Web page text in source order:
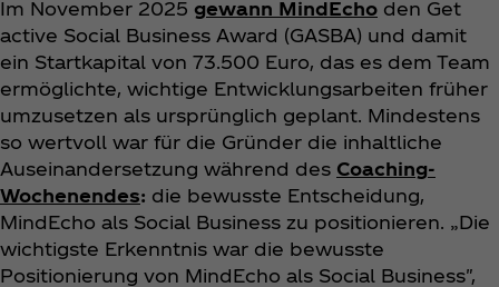
Im November 2025 gewann MindEcho den Get
active Social Business Award (GASBA) und damit
ein Startkapital von 73.500 Euro, das es dem Team
ermöglichte, wichtige Entwicklungsarbeiten früher
umzusetzen als ursprünglich geplant. Mindestens
so wertvoll war für die Gründer die inhaltliche
Auseinandersetzung während des Coaching-
Wochenendes: die bewusste Entscheidung,
MindEcho als Social Business zu positionieren. „Die
wichtigste Erkenntnis war die bewusste
Positionierung von MindEcho als Social Business",